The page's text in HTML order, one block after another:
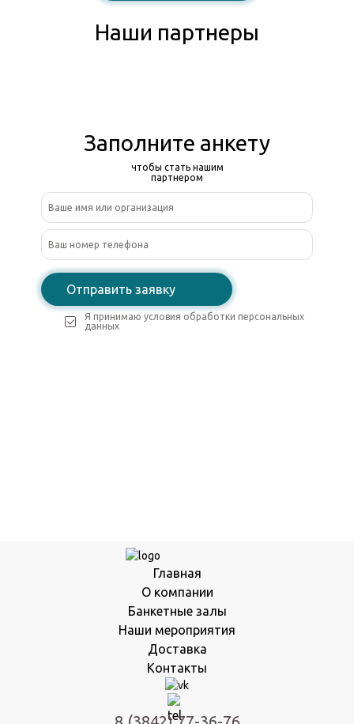
Наши партнеры
Заполните анкету
чтобы стать нашим
партнером
Отправить заявку
Я принимаю условия обработки персональных
данных
Главная
О компании
Банкетные залы
Наши мероприятия
Доставка
Контакты